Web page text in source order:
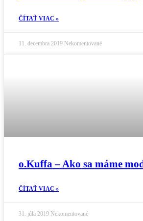
ČÍTAŤ VIAC »
11. decembra 2019 Nekomentované
o.Kuffa – Ako sa máme
ČÍTAŤ VIAC »
31. júla 2019 Nekomentované